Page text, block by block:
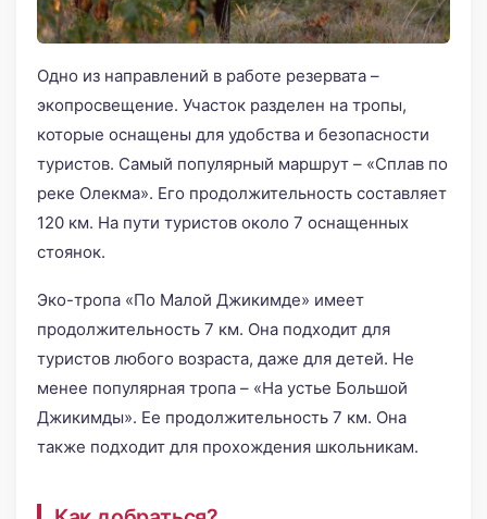
Одно из направлений в работе резервата –
экопросвещение. Участок разделен на тропы,
которые оснащены для удобства и безопасности
туристов. Самый популярный маршрут – «Сплав по
реке Олекма». Его продолжительность составляет
120 км. На пути туристов около 7 оснащенных
стоянок.
Эко-тропа «По Малой Джикимде» имеет
продолжительность 7 км. Она подходит для
туристов любого возраста, даже для детей. Не
менее популярная тропа – «На устье Большой
Джикимды». Ее продолжительность 7 км. Она
также подходит для прохождения школьникам.